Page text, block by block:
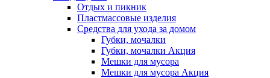
Отдых и пикник
Пластмассовые изделия
Средства для ухода за домом
Губки, мочалки
Губки, мочалки Акция
Мешки для мусора
Мешки для мусора Акция